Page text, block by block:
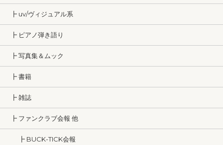
┣ uv/ヴィジュアル系
┣ ピアノ弾き語り
┣ 写真集＆ムック
┣ 書籍
┣ 雑誌
┣ ファンクラブ会報 他
┣ BUCK-TICK会報